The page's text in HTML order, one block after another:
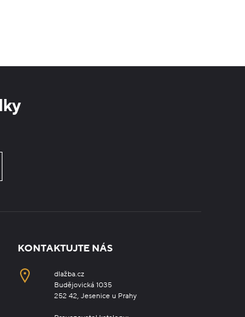
KONTAKTUJTE NÁS
dlažba.cz
Budějovická 1035
252 42, Jesenice u Prahy